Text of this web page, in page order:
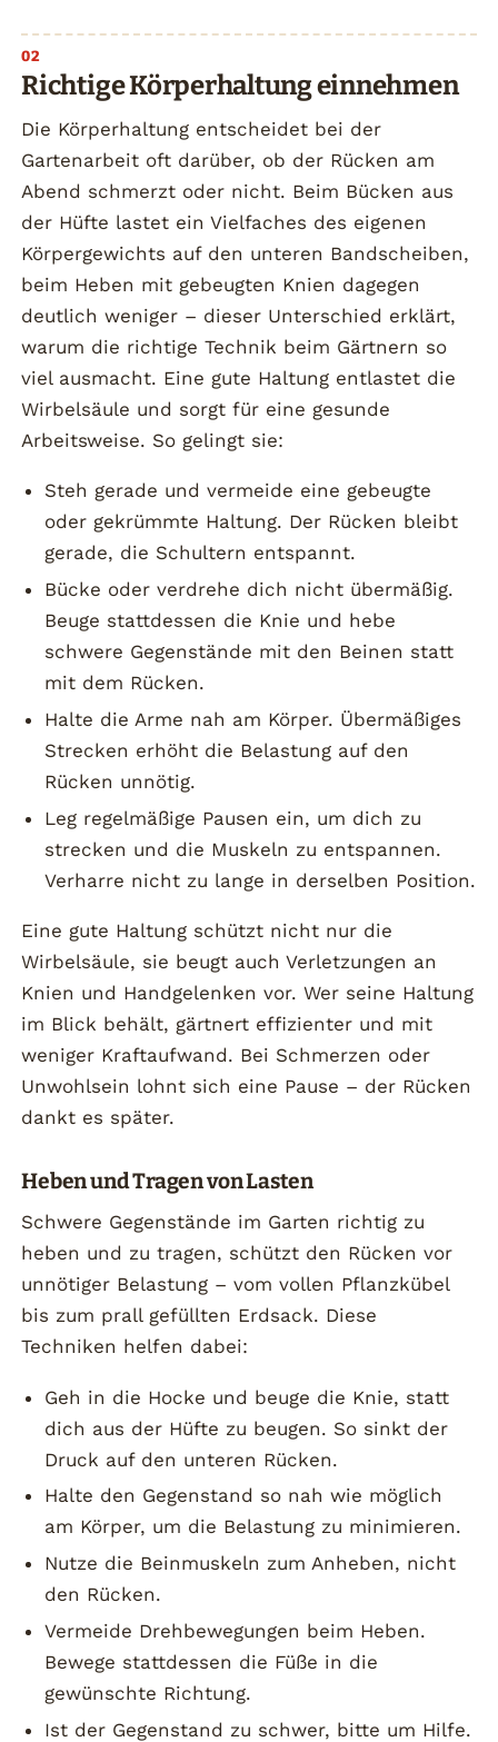
Richtige Körperhaltung einnehmen
Die Körperhaltung entscheidet bei der
Gartenarbeit oft darüber, ob der Rücken am
Abend schmerzt oder nicht. Beim Bücken aus
der Hüfte lastet ein Vielfaches des eigenen
Körpergewichts auf den unteren Bandscheiben,
beim Heben mit gebeugten Knien dagegen
deutlich weniger – dieser Unterschied erklärt,
warum die richtige Technik beim Gärtnern so
viel ausmacht. Eine gute Haltung entlastet die
Wirbelsäule und sorgt für eine gesunde
Arbeitsweise. So gelingt sie:
Steh gerade und vermeide eine gebeugte
oder gekrümmte Haltung. Der Rücken bleibt
gerade, die Schultern entspannt.
Bücke oder verdrehe dich nicht übermäßig.
Beuge stattdessen die Knie und hebe
schwere Gegenstände mit den Beinen statt
mit dem Rücken.
Halte die Arme nah am Körper. Übermäßiges
Strecken erhöht die Belastung auf den
Rücken unnötig.
Leg regelmäßige Pausen ein, um dich zu
strecken und die Muskeln zu entspannen.
Verharre nicht zu lange in derselben Position.
Eine gute Haltung schützt nicht nur die
Wirbelsäule, sie beugt auch Verletzungen an
Knien und Handgelenken vor. Wer seine Haltung
im Blick behält, gärtnert effizienter und mit
weniger Kraftaufwand. Bei Schmerzen oder
Unwohlsein lohnt sich eine Pause – der Rücken
dankt es später.
Heben und Tragen von Lasten
Schwere Gegenstände im Garten richtig zu
heben und zu tragen, schützt den Rücken vor
unnötiger Belastung – vom vollen Pflanzkübel
bis zum prall gefüllten Erdsack. Diese
Techniken helfen dabei:
Geh in die Hocke und beuge die Knie, statt
dich aus der Hüfte zu beugen. So sinkt der
Druck auf den unteren Rücken.
Halte den Gegenstand so nah wie möglich
am Körper, um die Belastung zu minimieren.
Nutze die Beinmuskeln zum Anheben, nicht
den Rücken.
Vermeide Drehbewegungen beim Heben.
Bewege stattdessen die Füße in die
gewünschte Richtung.
Ist der Gegenstand zu schwer, bitte um Hilfe.